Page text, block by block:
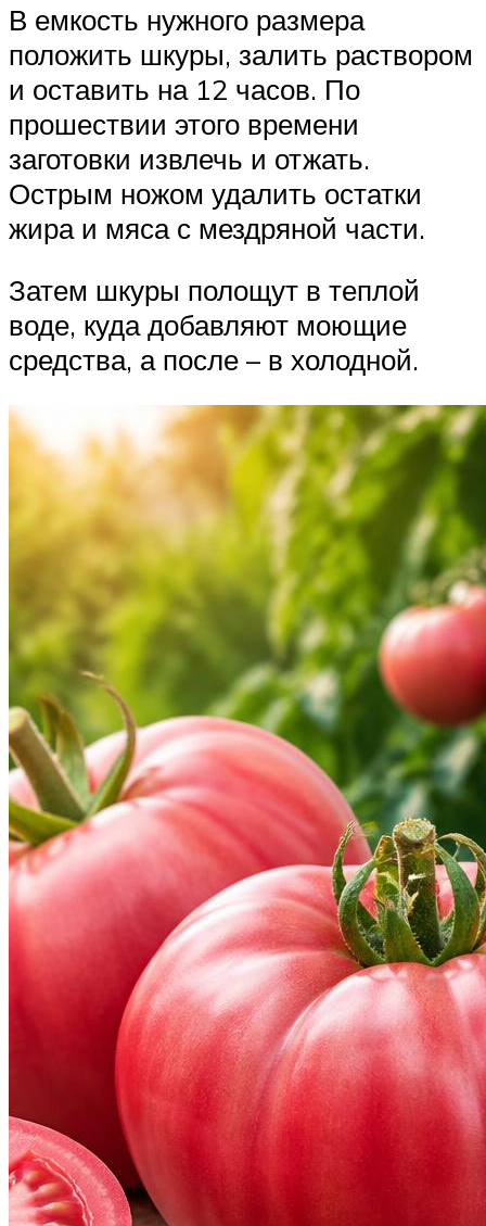
В емкость нужного размера
положить шкуры, залить раствором
и оставить на 12 часов. По
прошествии этого времени
заготовки извлечь и отжать.
Острым ножом удалить остатки
жира и мяса с мездряной части.
Затем шкуры полощут в теплой
воде, куда добавляют моющие
средства, а после – в холодной.